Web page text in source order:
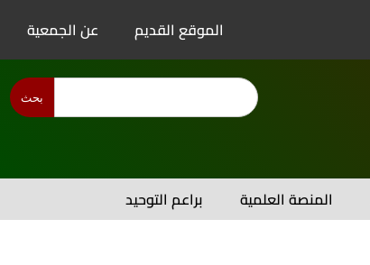
الموقع القديم عن الجمعية
بحث
المنصة العلمية براعم التوحيد